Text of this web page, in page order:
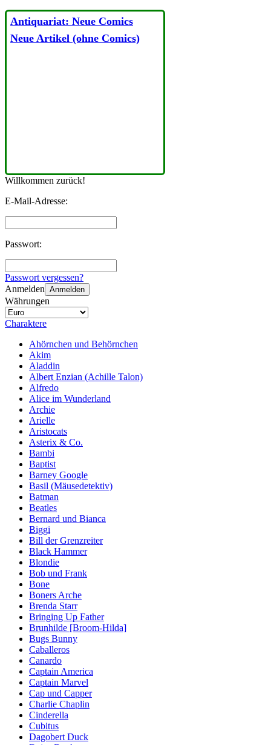
Antiquariat: Neue Comics
Neue Artikel (ohne Comics)
Willkommen zurück!
E-Mail-Adresse:
Passwort:
Passwort vergessen?
Anmelden Anmelden
Währungen
Charaktere
Ahörnchen und Behörnchen
Akim
Aladdin
Albert Enzian (Achille Talon)
Alfredo
Alice im Wunderland
Archie
Arielle
Aristocats
Asterix & Co.
Bambi
Baptist
Barney Google
Basil (Mäusedetektiv)
Batman
Beatles
Bernard und Bianca
Biggi
Bill der Grenzreiter
Black Hammer
Blondie
Bob und Frank
Bone
Boners Arche
Brenda Starr
Bringing Up Father
Brunhilde [Broom-Hilda]
Bugs Bunny
Caballeros
Canardo
Captain America
Captain Marvel
Cap und Capper
Charlie Chaplin
Cinderella
Cubitus
Dagobert Duck